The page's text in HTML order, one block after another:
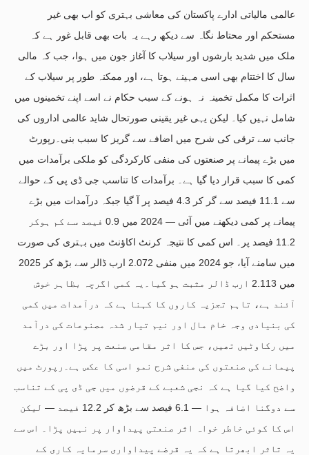
عالمی مالیاتی ادارے پاکستان کی معاشی بہتری کو اب بھی غیر
مستحکم اور محتاط نگاہ سے دیکھ رہے یہ بات بھی قابل غور ہے کہ
ملک میں شدید بارشوں اور سیلاب کا آغاز جون میں ہوا، جب کہ مالی
سال کا اختتام بھی اسی مہینے ہوتا ہے، اور ممکنہ طور پر سیلاب کے
اثرات کا مکمل تخمینہ نہ ہونے کے سبب حکام نے اسے اپنے تخمینوں میں
شامل نہیں کیا۔ لیکن یہی غیر یقینی صورتحال شاید عالمی اداروں کی
جانب سے ترقی کی شرح میں اضافے سے گریز کا سبب بنی۔رپورٹ
میں بڑے پیمانے پر صنعتوں کی منفی کارکردگی کو ملکی برآمدات میں
کمی کا سبب قرار دیا گیا ہے۔ برآمدات کا تناسب جی ڈی پی کے حوالے
سے 11.1 فیصد سے گر کر 4.3 فیصد پر آ گیا جبکہ درآمدات میں بڑے
پیمانے پر کمی دیکھنے میں آئی — 2024 میں 0.9 فیصد سے کم ہوکر
11.2 فیصد پر۔ اس کمی کا نتیجہ کرنٹ اکاؤنٹ میں بہتری کی صورت
میں سامنے آیا، جو 2024 میں منفی 2.072 ارب ڈالر سے بڑھ کر 2025
میں 2.113 ارب ڈالر مثبت ہو گیا۔یہ کمی اگرچہ بظاہر خوش
آئند ہے، تاہم تجزیہ کاروں کا کہنا ہے کہ درآمدات میں کمی
کی بنیادی وجہ خام مال اور نیم تیار شدہ مصنوعات کی درآمد
میں رکاوٹیں تھیں، جس کا اثر مقامی صنعت پر پڑا اور بڑے
پیمانے کی صنعتوں کی منفی شرح نمو اسی کا عکس ہے۔رپورٹ میں
واضح کیا گیا ہے کہ نجی شعبے کے قرضوں میں جی ڈی پی کے تناسب
سے دوگنا اضافہ ہوا — 6.1 فیصد سے بڑھ کر 12.2 فیصد — لیکن
اس کا کوئی خاطر خواہ اثر صنعتی پیداوار پر نہیں پڑا۔ اس سے
یہ تاثر ابھرتا ہے کہ یہ قرضے پیداواری سرمایہ کاری کے